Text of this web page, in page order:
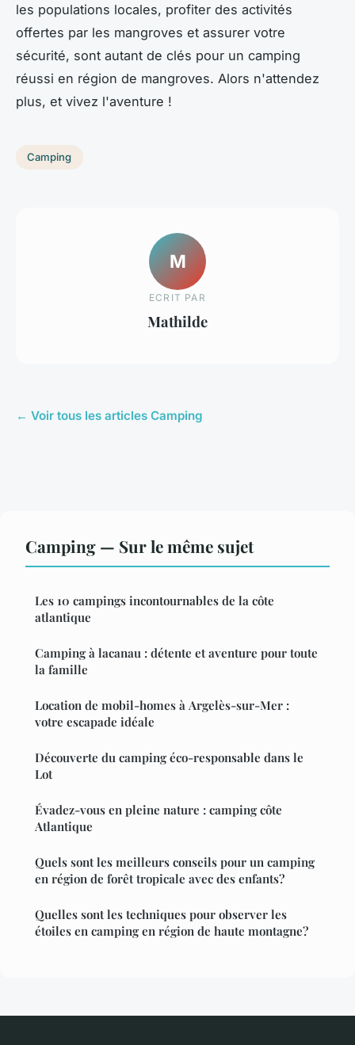
les populations locales, profiter des activités
offertes par les mangroves et assurer votre
sécurité, sont autant de clés pour un camping
réussi en région de mangroves. Alors n'attendez
plus, et vivez l'aventure !
Camping
M
ECRIT PAR
Mathilde
← Voir tous les articles Camping
Camping — Sur le même sujet
Les 10 campings incontournables de la côte
atlantique
Camping à lacanau : détente et aventure pour toute
la famille
Location de mobil-homes à Argelès-sur-Mer :
votre escapade idéale
Découverte du camping éco-responsable dans le
Lot
Évadez-vous en pleine nature : camping côte
Atlantique
Quels sont les meilleurs conseils pour un camping
en région de forêt tropicale avec des enfants?
Quelles sont les techniques pour observer les
étoiles en camping en région de haute montagne?